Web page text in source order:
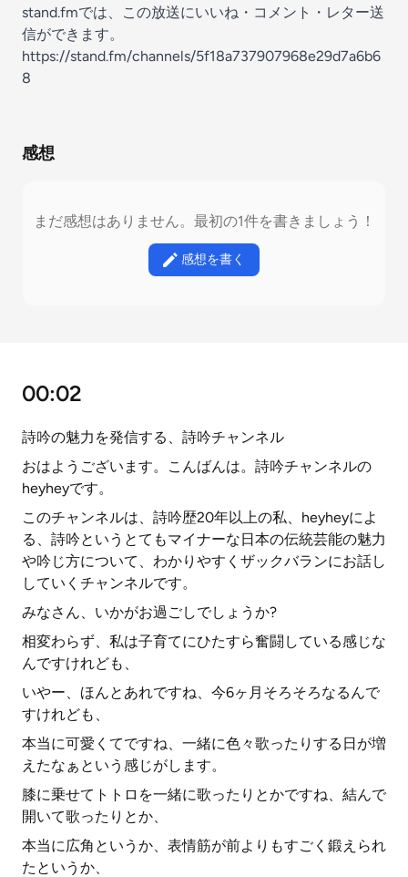
stand.fmでは、この放送にいいね・コメント・レター送
信ができます。
https://stand.fm/channels/5f18a737907968e29d7a6b6
8
感想
まだ感想はありません。最初の1件を書きましょう！
感想を書く
00:02
詩吟の魅力を発信する、詩吟チャンネル
おはようございます。こんばんは。詩吟チャンネルの
heyheyです。
このチャンネルは、詩吟歴20年以上の私、heyheyによ
る、詩吟というとてもマイナーな日本の伝統芸能の魅力
や吟じ方について、わかりやすくザックバランにお話し
していくチャンネルです。
みなさん、いかがお過ごしでしょうか?
相変わらず、私は子育てにひたすら奮闘している感じな
んですけれども、
いやー、ほんとあれですね、今6ヶ月そろそろなるんで
すけれども、
本当に可愛くてですね、一緒に色々歌ったりする日が増
えたなぁという感じがします。
膝に乗せてトトロを一緒に歌ったりとかですね、結んで
開いて歌ったりとか、
本当に広角というか、表情筋が前よりもすごく鍛えられ
たというか、